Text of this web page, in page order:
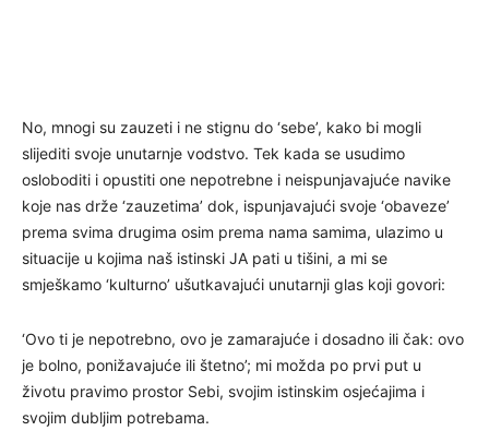
No, mnogi su zauzeti i ne stignu do ‘sebe’, kako bi mogli
slijediti svoje unutarnje vodstvo. Tek kada se usudimo
osloboditi i opustiti one nepotrebne i neispunjavajuće navike
koje nas drže ‘zauzetima’ dok, ispunjavajući svoje ‘obaveze’
prema svima drugima osim prema nama samima, ulazimo u
situacije u kojima naš istinski JA pati u tišini, a mi se
smješkamo ‘kulturno’ ušutkavajući unutarnji glas koji govori:
‘Ovo ti je nepotrebno, ovo je zamarajuće i dosadno ili čak: ovo
je bolno, ponižavajuće ili štetno’; mi možda po prvi put u
životu pravimo prostor Sebi, svojim istinskim osjećajima i
svojim dubljim potrebama.